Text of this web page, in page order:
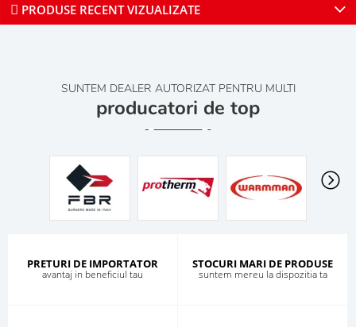
PRODUSE RECENT VIZUALIZATE
SUNTEM DEALER AUTORIZAT PENTRU MULTI
producatori de top
PRETURI DE IMPORTATOR
avantaj in beneficiul tau
STOCURI MARI DE PRODUSE
suntem mereu la dispozitia ta